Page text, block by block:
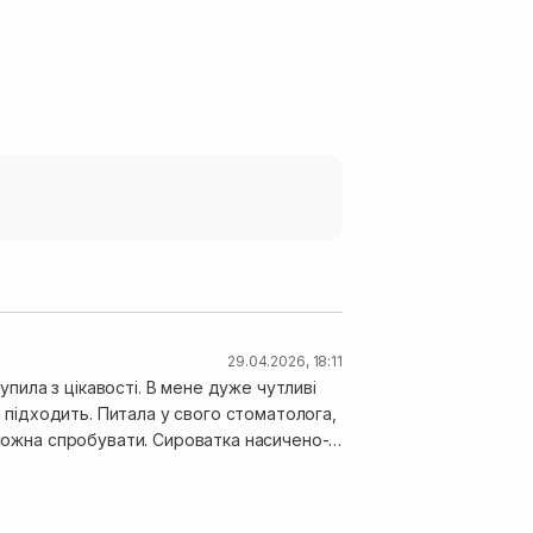
29.04.2026, 18:11
з цікавості. В мене дуже чутливі
стоматолога,
спробувати. Сироватка насичено-
стає з фіолетовим забарвленням.
світліші, але навіть цей засіб